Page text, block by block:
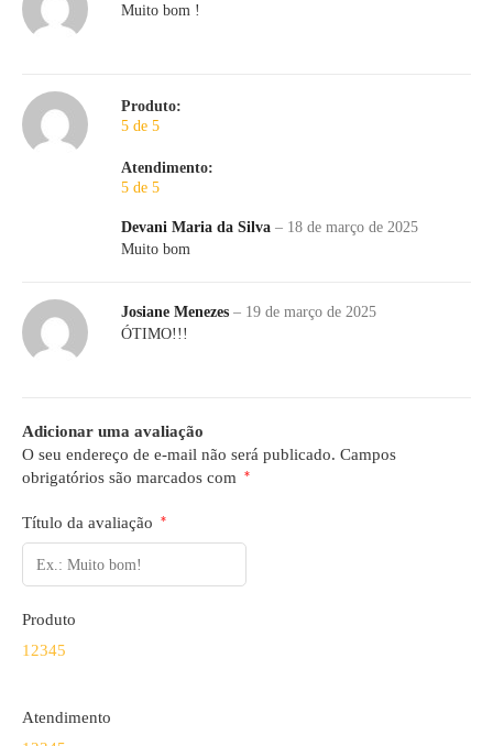
Muito bom !
Produto:
5 de 5
Atendimento:
5 de 5
Devani Maria da Silva – 18 de março de 2025
Muito bom
Josiane Menezes – 19 de março de 2025
ÓTIMO!!!
Adicionar uma avaliação
O seu endereço de e-mail não será publicado. Campos
obrigatórios são marcados com
*
Título da avaliação *
Produto
12345
Atendimento